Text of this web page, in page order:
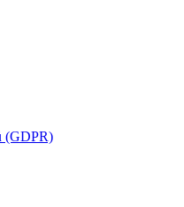
(GDPR)